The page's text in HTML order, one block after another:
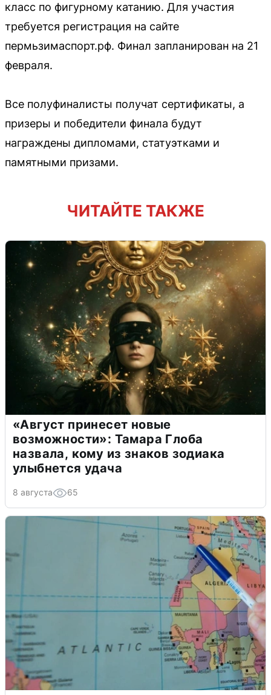
класс по фигурному катанию. Для участия
требуется регистрация на сайте
пермьзимаспорт.рф. Финал запланирован на 21
февраля.
Все полуфиналисты получат сертификаты, а
призеры и победители финала будут
награждены дипломами, статуэтками и
памятными призами.
ЧИТАЙТЕ ТАКЖЕ
«Август принесет новые
возможности»: Тамара Глоба
назвала, кому из знаков зодиака
улыбнется удача
8 августа 65